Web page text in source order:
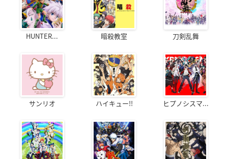
HUNTER... 暗殺教室 刀剣乱舞
サンリオ ハイキュー!! ヒプノシスマ...